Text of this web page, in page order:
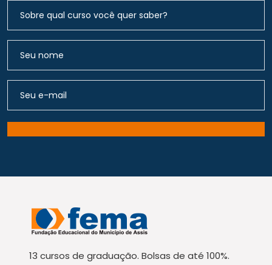
13 cursos de graduação. Bolsas de até 100%.